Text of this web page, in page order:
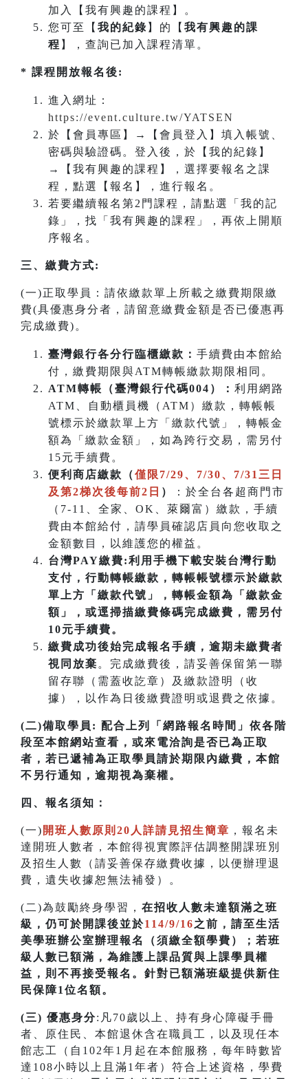
加入【我有興趣的課程】。
您可至【 我的紀錄 】的【 我有興趣的課
程 】，查詢已加入課程清單。
* 課程開放報名後:
進入網址：
https://event.culture.tw/YATSEN
於【會員專區】→【會員登入】填入帳號、
密碼與驗證碼。登入後，於【我的紀錄】
→【我有興趣的課程】，選擇要報名之課
程，點選【報名】，進行報名。
若要繼續報名第2門課程，請點選「我的記
錄」，找「我有興趣的課程」，再依上開順
序報名。
三、繳費方式:
(一)正取學員：請依繳款單上所載之繳費期限繳
費(具優惠身分者，請留意繳費金額是否已優惠再
完成繳費)。
臺灣銀行各分行臨櫃繳款： 手續費由本館給
付，繳費期限與ATM轉帳繳款期限相同。
ATM轉帳（臺灣銀行代碼004）： 利用網路
ATM、自動櫃員機（ATM）繳款，轉帳帳
號標示於繳款單上方「繳款代號」，轉帳金
額為「繳款金額」，如為跨行交易，需另付
15元手續費。
便利商店繳款（僅限7/29、7/30、7/31三日
及第2梯次後每前2日 ）
：於全台各超商門市
（7-11、全家、OK、萊爾富）繳款，手續
費由本館給付，請學員確認店員向您收取之
金額數目，以維護您的權益。
台灣PAY繳費:利用手機下載安裝台灣行動
支付，行動轉帳繳款，轉帳帳號標示於繳款
單上方「繳款代號」，轉帳金額為「繳款金
額」，或逕掃描繳費條碼完成繳費，需另付
10元手續費。
繳費成功後始完成報名手續，逾期未繳費者
視同放棄 。完成繳費後，請妥善保留第一聯
留存聯（需蓋收訖章）及繳款證明（收
據），以作為日後繳費證明或退費之依據。
(二)備取學員: 配合上列「網路報名時間」依各階
段至本館網站查看，或來電洽詢是否已為正取
者，若已遞補為正取學員請於期限內繳費，本館
不另行通知，逾期視為棄權。
四 、 報名須知：
(一) 開班人數原則20人詳請見招生簡章 ，報名未
達開班人數者，本館得視實際評估調整開課班別
及招生人數（請妥善保存繳費收據，以便辦理退
費，遺失收據恕無法補發）。
(二)為鼓勵終身學習， 在招收人數未達額滿之班
級，仍可於開課後並於114/9/16之前，請至生活
美學班辦公室辦理報名（須繳全額學費）；若班
級人數已額滿，為維護上課品質與上課學員權
益，則不再接受報名。針對已額滿班級提供新住
民保障1位名額。
(三) 優惠身分:凡70歲以上、持有身心障礙手冊
者、原住民、本館退休含在職員工，以及現任本
館志工（自102年1月起在本館服務，每年時數皆
達108小時以上且滿1年者）符合上述資格，學費